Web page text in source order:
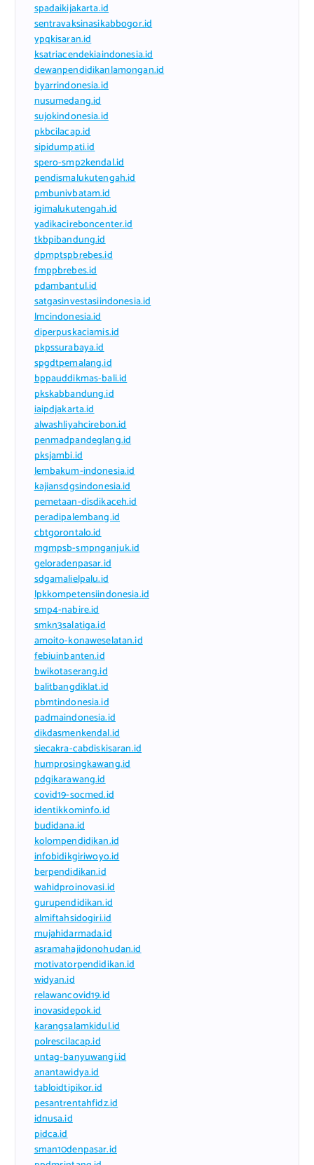
spadaikijakarta.id
sentravaksinasikabbogor.id
ypqkisaran.id
ksatriacendekiaindonesia.id
dewanpendidikanlamongan.id
byarrindonesia.id
nusumedang.id
sujokindonesia.id
pkbcilacap.id
sipidumpati.id
spero-smp2kendal.id
pendismalukutengah.id
pmbunivbatam.id
igimalukutengah.id
yadikacireboncenter.id
tkbpibandung.id
dpmptspbrebes.id
fmppbrebes.id
pdambantul.id
satgasinvestasiindonesia.id
lmcindonesia.id
diperpuskaciamis.id
pkpssurabaya.id
spgdtpemalang.id
bppauddikmas-bali.id
pkskabbandung.id
iaipdjakarta.id
alwashliyahcirebon.id
penmadpandeglang.id
pksjambi.id
lembakum-indonesia.id
kajiansdgsindonesia.id
pemetaan-disdikaceh.id
peradipalembang.id
cbtgorontalo.id
mgmpsb-smpnganjuk.id
geloradenpasar.id
sdgamalielpalu.id
lpkkompetensiindonesia.id
smp4-nabire.id
smkn3salatiga.id
amoito-konaweselatan.id
febiuinbanten.id
bwikotaserang.id
balitbangdiklat.id
pbmtindonesia.id
padmaindonesia.id
dikdasmenkendal.id
siecakra-cabdiskisaran.id
humprosingkawang.id
pdgikarawang.id
covid19-socmed.id
identikkominfo.id
budidana.id
kolompendidikan.id
infobidikgiriwoyo.id
berpendidikan.id
wahidproinovasi.id
gurupendidikan.id
almiftahsidogiri.id
mujahidarmada.id
asramahajidonohudan.id
motivatorpendidikan.id
widyan.id
relawancovid19.id
inovasidepok.id
karangsalamkidul.id
polrescilacap.id
untag-banyuwangi.id
anantawidya.id
tabloidtipikor.id
pesantrentahfidz.id
idnusa.id
pidca.id
sman10denpasar.id